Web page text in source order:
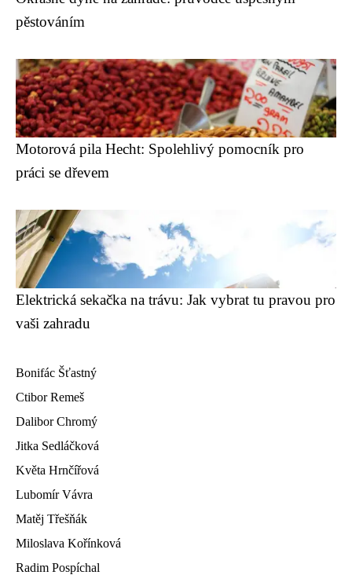
pěstováním
Motorová pila Hecht: Spolehlivý pomocník pro
práci se dřevem
Elektrická sekačka na trávu: Jak vybrat tu pravou pro
vaši zahradu
Bonifác Šťastný
Ctibor Remeš
Dalibor Chromý
Jitka Sedláčková
Květa Hrnčířová
Lubomír Vávra
Matěj Třešňák
Miloslava Kořínková
Radim Pospíchal